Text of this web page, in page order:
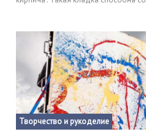
Творчество и рукоделие